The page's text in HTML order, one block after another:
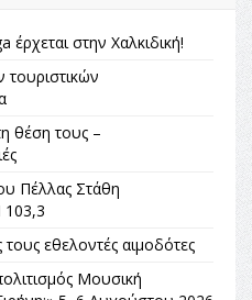
στην Χαλκιδική!
θέση τους –
Πέλλας Στάθη
103,3
εθελοντές αιμοδότες
Μουσική